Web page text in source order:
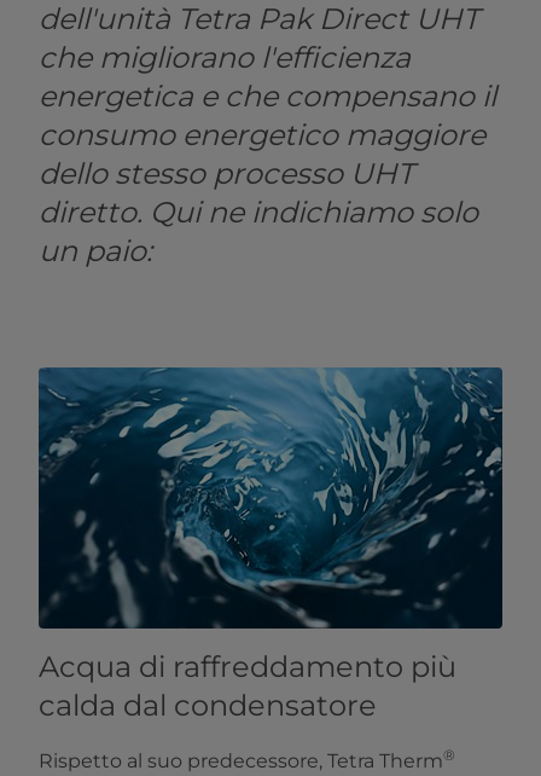
dell'unità Tetra Pak Direct UHT
che migliorano l'efficienza
energetica e che compensano il
consumo energetico maggiore
dello stesso processo UHT
diretto. Qui ne indichiamo solo
un paio:
Acqua di raffreddamento più
calda dal condensatore
Rispetto al suo predecessore, Tetra Therm®